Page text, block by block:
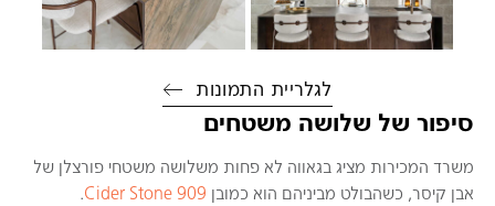
לגלריית התמונות
סיפור של שלושה משטחים
משרד המכירות מציג בגאווה לא פחות משלושה משטחי פורצלן של
אבן קיסר, כשהבולט מביניהם הוא כמובן 909 Cider Stone
.